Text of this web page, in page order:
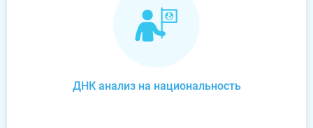
ДНК анализ на национальность